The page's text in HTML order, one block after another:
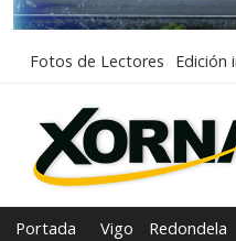
Fotos de Lectores Edición
Portada Vigo Redondela